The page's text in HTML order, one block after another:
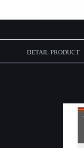
DETAIL PRODUCT